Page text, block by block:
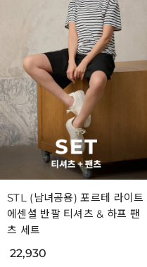
STL (남녀공용) 포르테 라이트
에센셜 반팔 티셔츠 & 하프 팬
츠 세트
22,930